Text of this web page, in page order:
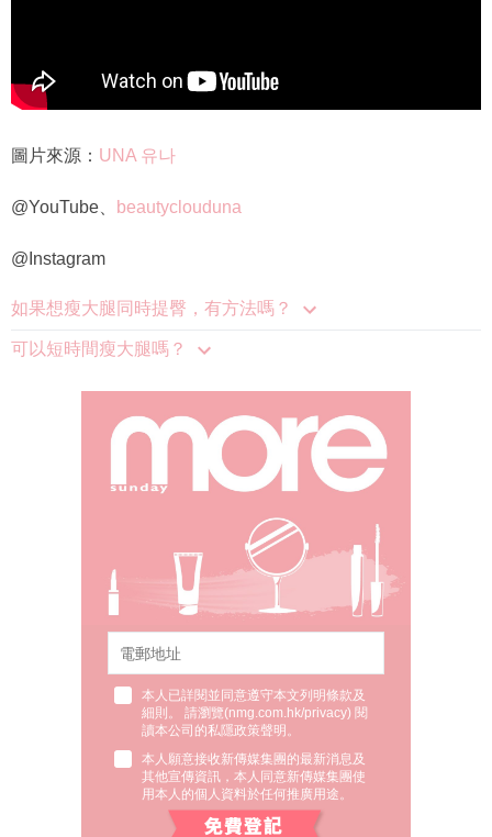
圖片來源： UNA 유나
@YouTube、 beautyclouduna
@Instagram
如果想瘦大腿同時提臀，有方法嗎？
可以短時間瘦大腿嗎？
本人已詳閱並同意遵守本文列明條款及
細則。 請瀏覽(nmg.com.hk/privacy) 閱
讀本公司的私隱政策聲明。
本人願意接收新傳媒集團的最新消息及
其他宣傳資訊，本人同意新傳媒集團使
用本人的個人資料於任何推廣用途。